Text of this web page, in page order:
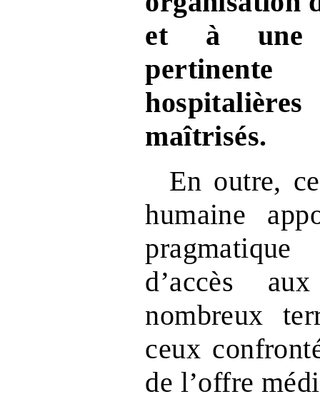
et à une
pertinente
maîtrisés.
En outre,
humaine
d’accès
nombreux
ceux
de l’offre